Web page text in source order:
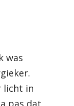
was
licht in